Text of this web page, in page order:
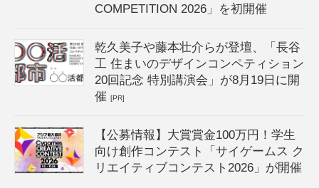
COMPETITION 2026」を初開催
乾久美子や藤本壮介らが登壇、「長谷
工 住まいのデザインコンペティション
20回記念 特別講演会」が8月19日に開
催[PR]
【公募情報】大賞賞金100万円！学生
向け創作コンテスト「サイゲームス ク
リエイティブコンテスト2026」が開催